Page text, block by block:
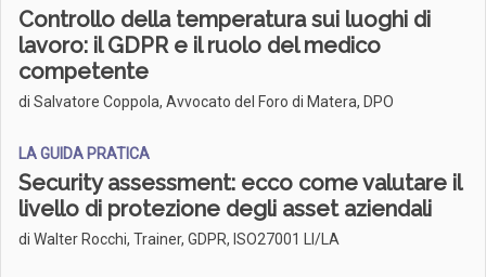
Controllo della temperatura sui luoghi di
lavoro: il GDPR e il ruolo del medico
competente
di Salvatore Coppola, Avvocato del Foro di Matera, DPO
LA GUIDA PRATICA
Security assessment: ecco come valutare il
livello di protezione degli asset aziendali
di Walter Rocchi, Trainer, GDPR, ISO27001 LI/LA